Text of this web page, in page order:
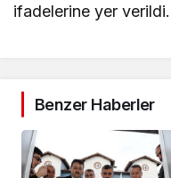
ifadelerine yer verildi.
Benzer Haberler